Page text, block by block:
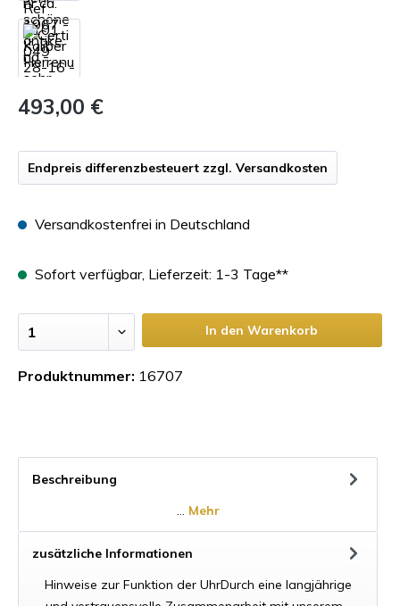
493,00 €
Endpreis differenzbesteuert zzgl. Versandkosten
Versandkostenfrei in Deutschland
Sofort verfügbar, Lieferzeit: 1-3 Tage**
In den Warenkorb
Produktnummer: 16707
Beschreibung
… Mehr
zusätzliche Informationen
Hinweise zur Funktion der UhrDurch eine langjährige